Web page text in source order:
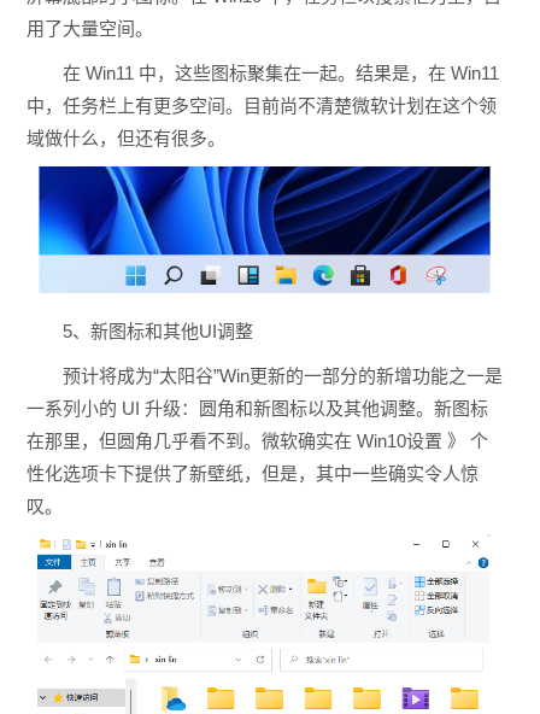
用了大量空间。
在 Win11 中，这些图标聚集在一起。结果是，在 Win11
中，任务栏上有更多空间。目前尚不清楚微软计划在这个领
域做什么，但还有很多。
5、新图标和其他UI调整
预计将成为“太阳谷”Win更新的一部分的新增功能之一是
一系列小的 UI 升级：圆角和新图标以及其他调整。新图标
在那里，但圆角几乎看不到。微软确实在 Win10设置 》 个
性化选项卡下提供了新壁纸，但是，其中一些确实令人惊
叹。